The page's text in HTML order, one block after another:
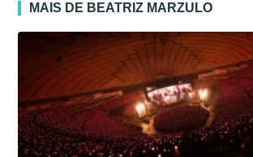
MAIS DE BEATRIZ MARZULO